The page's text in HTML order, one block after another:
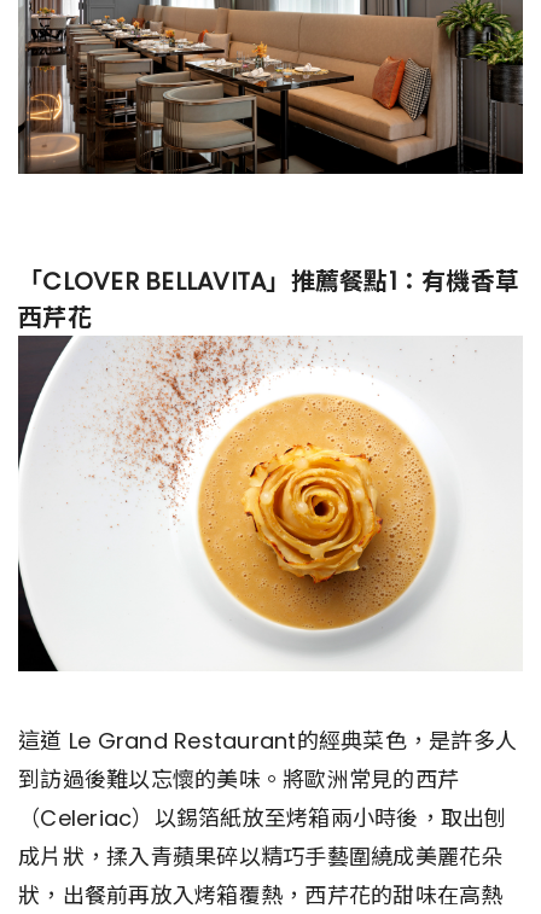
「CLOVER BELLAVITA」推薦餐點1：有機香草
西芹花
這道 Le Grand Restaurant的經典菜色，是許多人
到訪過後難以忘懷的美味。將歐洲常見的西芹
（Celeriac）以錫箔紙放至烤箱兩小時後，取出刨
成片狀，揉入青蘋果碎以精巧手藝圍繞成美麗花朵
狀，出餐前再放入烤箱覆熱，西芹花的甜味在高熱